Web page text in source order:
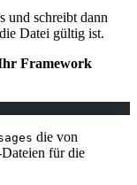
und schreibt dann
Datei gültig ist.
Framework
die von
für die